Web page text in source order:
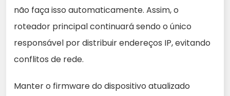
não faça isso automaticamente. Assim, o
roteador principal continuará sendo o único
responsável por distribuir endereços IP, evitando
conflitos de rede.
Manter o firmware do dispositivo atualizado